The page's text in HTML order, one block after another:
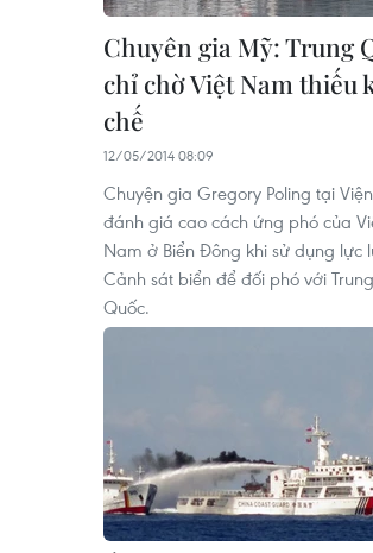
Chuyên gia Mỹ: Trung
chỉ chờ Việt Nam thiếu
chế
12/05/2014 08:09
Chuyện gia Gregory Poling tại
đánh giá cao cách ứng phó của
Nam ở Biển Đông khi sử dụng lực
Cảnh sát biển để đối phó với Trung
Quốc.